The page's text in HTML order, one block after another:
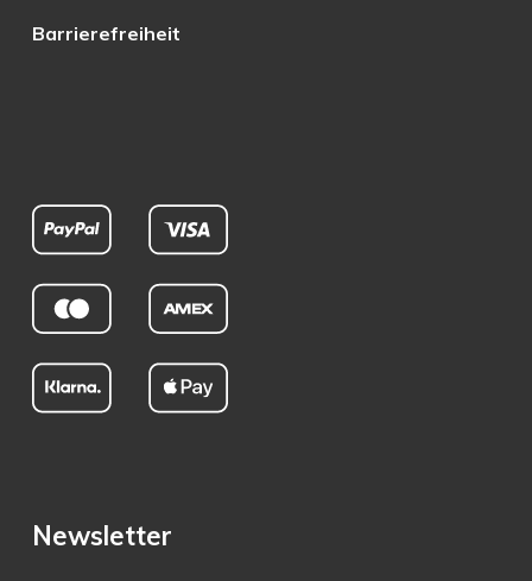
Barrierefreiheit
Newsletter